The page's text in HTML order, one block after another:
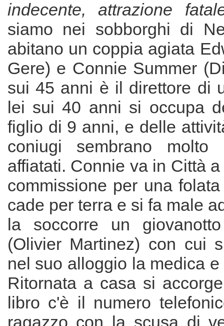
indecente, attrazione
siamo nei sobborghi di
abitano un coppia agiata
Gere) e Connie Summer
sui 45 anni è il direttore di
lei sui 40 anni si occupa
figlio di 9 anni, e delle
coniugi sembrano molto
affiatati. Connie va in Città
commissione per una
cade per terra e si fa male
la soccorre un
(Olivier Martinez) con cui
nel suo alloggio la medica
Ritornata a casa si
libro c'è il numero
ragazzo con la scusa di